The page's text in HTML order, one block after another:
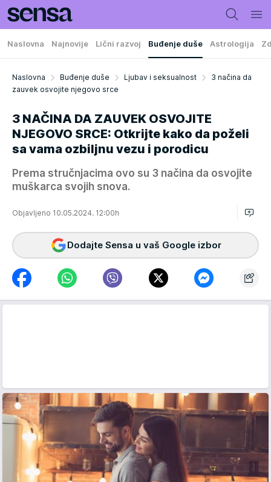
Naslovna Najnovije Lični razvoj Buđenje duše Astrologija
Naslovna Buđenje duše Ljubav i seksualnost
3 načina da
zauvek osvojite njegovo srce
3 NAČINA DA ZAUVEK OSVOJITE
NJEGOVO SRCE: Otkrijte kako da poželi
sa vama ozbiljnu vezu i porodicu
Prema stručnjacima ovo su 3 načina da osvojite
muškarca svojih snova.
Objavljeno 10.05.2024. 12:00h
Dodajte Sensa u vaš Google izbor